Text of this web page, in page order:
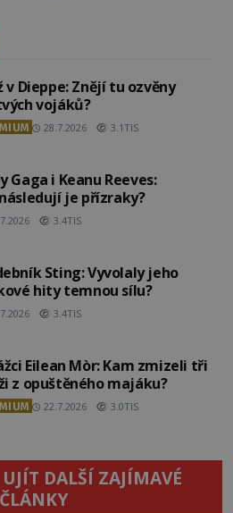
v Dieppe: Znějí tu ozvěny
vojáků?
28.7.2026 3.1TIS
Gaga i Keanu Reeves:
je přízraky?
3.4TIS
Sting: Vyvolaly jeho
hity temnou sílu?
3.4TIS
Eilean Mòr: Kam zmizeli tři
z opuštěného majáku?
22.7.2026 3.0TIS
DALŠÍ ZAJÍMAVÉ
ČLÁNKY